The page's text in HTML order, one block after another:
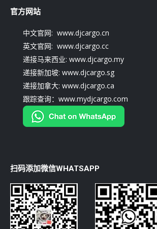
官方网站
中文官网: www.djcargo.cn
英文官网: www.djcargo.cc
递接马来西业: www.djcargo.my
递接新加坡: www.djcargo.sg
递接加拿大: www.djcargo.ca
跟踪查询：www.mydjcargo.com
扫码添加微信WHATSAPP